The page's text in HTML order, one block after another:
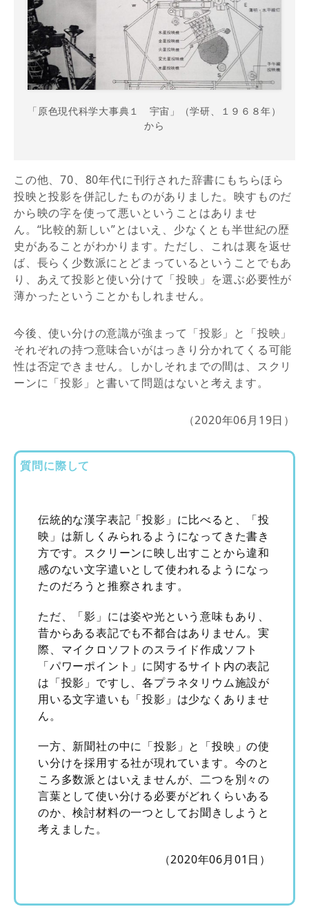
「原色現代科学大事典１ 宇宙」（学研、１９６８年）
から
この他、70、80年代に刊行された辞書にもちらほら
投映と投影を併記したものがありました。映すものだ
から映の字を使って悪いということはありませ
ん。“比較的新しい”とはいえ、少なくとも半世紀の歴
史があることがわかります。ただし、これは裏を返せ
ば、長らく少数派にとどまっているということでもあ
り、あえて投影と使い分けて「投映」を選ぶ必要性が
薄かったということかもしれません。
今後、使い分けの意識が強まって「投影」と「投映」
それぞれの持つ意味合いがはっきり分かれてくる可能
性は否定できません。しかしそれまでの間は、スクリ
ーンに「投影」と書いて問題はないと考えます。
（2020年06月19日）
質問に際して
伝統的な漢字表記「投影」に比べると、「投
映」は新しくみられるようになってきた書き
方です。スクリーンに映し出すことから違和
感のない文字遣いとして使われるようになっ
たのだろうと推察されます。
ただ、「影」には姿や光という意味もあり、
昔からある表記でも不都合はありません。実
際、マイクロソフトのスライド作成ソフト
「パワーポイント」に関するサイト内の表記
は「投影」ですし、各プラネタリウム施設が
用いる文字遣いも「投影」は少なくありませ
ん。
一方、新聞社の中に「投影」と「投映」の使
い分けを採用する社が現れています。今のと
ころ多数派とはいえませんが、二つを別々の
言葉として使い分ける必要がどれくらいある
のか、検討材料の一つとしてお聞きしようと
考えました。
（2020年06月01日）